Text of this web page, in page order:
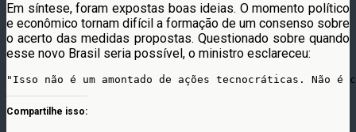
Em síntese, foram expostas boas ideias. O momento político
e econômico tornam difícil a formação de um consenso sobre
o acerto das medidas propostas. Questionado sobre quando
esse novo Brasil seria possível, o ministro esclareceu:
"Isso não é um amontado de ações tecnocráticas. Não
Compartilhe isso: